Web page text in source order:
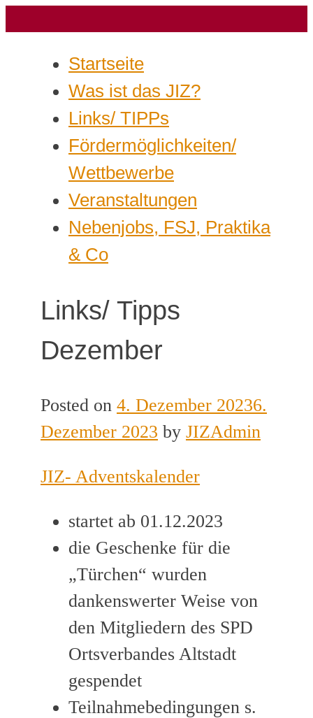
Startseite
Was ist das JIZ?
Links/ TIPPs
Fördermöglichkeiten/
Wettbewerbe
Veranstaltungen
Nebenjobs, FSJ, Praktika
& Co
Links/ Tipps
Dezember
Posted on 4. Dezember 20236.
Dezember 2023 by JIZAdmin
JIZ- Adventskalender
startet ab 01.12.2023
die Geschenke für die
„Türchen“ wurden
dankenswerter Weise von
den Mitgliedern des SPD
Ortsverbandes Altstadt
gespendet
Teilnahmebedingungen s.